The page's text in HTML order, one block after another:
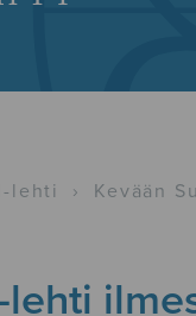
lehti › Kevään
lehti